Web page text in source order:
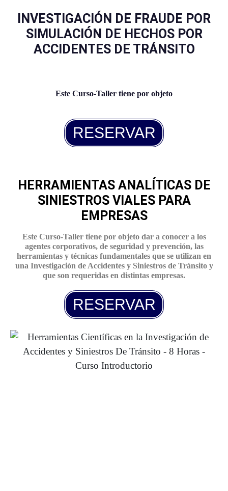
INVESTIGACIÓN DE FRAUDE POR
SIMULACIÓN DE HECHOS POR
ACCIDENTES DE TRÁNSITO
Este Curso-Taller tiene por objeto
RESERVAR
HERRAMIENTAS ANALÍTICAS DE
SINIESTROS VIALES PARA
EMPRESAS
Este Curso-Taller tiene por objeto dar a conocer a los
agentes corporativos, de seguridad y prevención, las
herramientas y técnicas fundamentales que se utilizan en
una Investigación de Accidentes y Siniestros de Tránsito y
que son requeridas en distintas empresas.
RESERVAR